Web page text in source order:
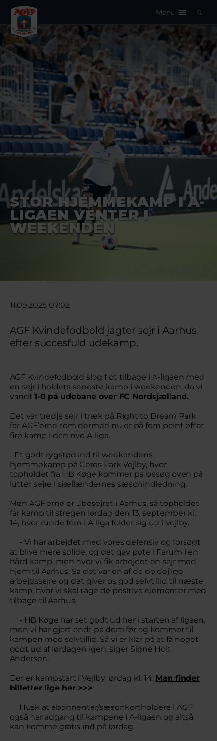
Logo
Menu
STOR HJEMMEKAMP I A-
LIGAEN VENTER I
WEEKENDEN
11.09.2025 07:02
AGF Kvindefodbold jagter sejr i Aarhus
efter succesfuld udekamp.
AGF Kvindefodbold slog flot tilbage i A-ligaen med
en sejr i holdets seneste kamp i weekenden, da vi
vandt 1-0 på udebane over FC Nordsjælland.
Det var tredje sejr i træk på Right to Dream Park
for AGF’erne som dermed nu er på fem point efter
fire kamp i den nye A-liga.
Et godt rygstød ind til weekendens
hjemmekamp på Ceres Park Vejlby, hvor
topholdet fra HB Køge kommer på besøg oven på
lutter sejre i sjællændernes sæsonindledning.
Men AGF’erne er ubesejret i Aarhus, så topholdet
får kamp til stregen lørdag den 13. september kl.
14, hvor runde fem i A-liga folder sig ud i Vejlby.
- Vi har arbejdet med vores defensiv og forsøgt
at blive mere solide, og det gav pote i Farum i en
hård kamp, men hvor vi fik arbejdet en sejr med
hjem til Aarhus. Så det var en af de de dejlige
arbejdssejre og det giver os god selvtillid til næste
kamp, hvor vi skal tage de positive elementer med
tilbage til Aarhus.
- HB Køge har set godt ud her i starten af ligaen,
men vi har gjort ondt på dem før og kommer til
kampen med selvtillid. Så vi er klar på at få noget
godt ud af lørdagen igen, siger Signe Holt
Andersen.
Der er kampstart i Vejlby lørdag kl. 14. Man finder
billetter lige her >>>
Husk at abonnenter/sæsonkortholdere i AGF
også har adgang til kampene i A-ligaen og altså
kan komme gratis ind på lørdag.